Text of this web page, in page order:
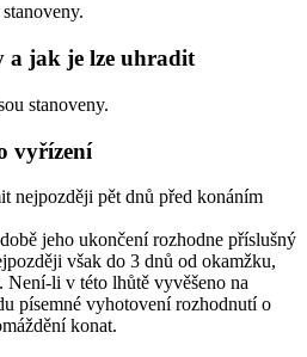
a jak je lze uhradit
stanoveny.
vyřízení
nejpozději pět dnů před konáním
jeho ukončení rozhodne příslušný
však do 3 dnů od okamžku,
Není-li v této lhůtě vyvěšeno na
písemné vyhotovení rozhodnutí o
konat.